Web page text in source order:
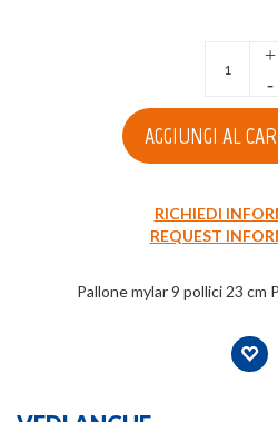
+
-
AGGIUNGI AL
RICHIEDI
REQUEST
Pallone mylar 9 pollici 23 cm